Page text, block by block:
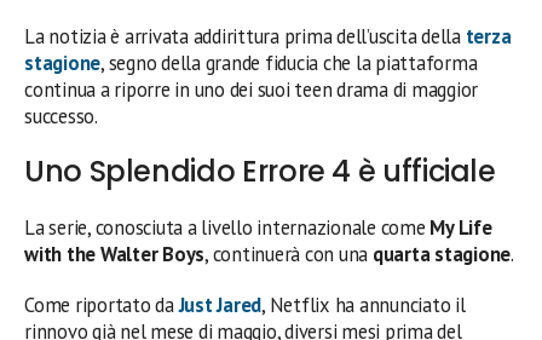
La notizia è arrivata addirittura prima dell’uscita della terza
stagione, segno della grande fiducia che la piattaforma
continua a riporre in uno dei suoi teen drama di maggior
successo.
Uno Splendido Errore 4 è ufficiale
La serie, conosciuta a livello internazionale come My Life
with the Walter Boys, continuerà con una quarta stagione.
Come riportato daJust Jared, Netflix ha annunciato il
rinnovo già nel mese di maggio, diversi mesi prima del